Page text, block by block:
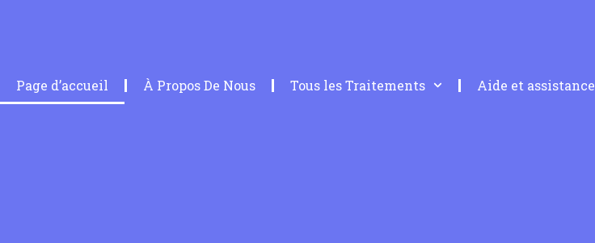
Page d’accueil À Propos De Nous Tous les Traitements Aide et assistance